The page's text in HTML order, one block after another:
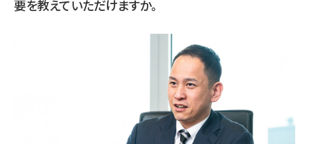
要を教えていただけますか。